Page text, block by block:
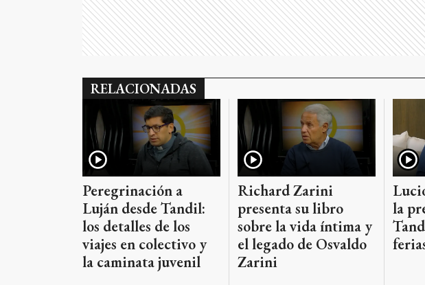
RELACIONADAS
Peregrinación a
Luján desde Tandil:
los detalles de los
viajes en colectivo y
la caminata juvenil
Richard Zarini
presenta su libro
sobre la vida íntima y
el legado de Osvaldo
Zarini
la